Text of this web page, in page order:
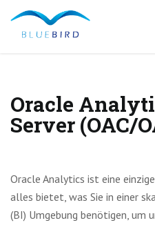
Oracle
Server (OAC/
Oracle Analytics ist eine
alles bietet, was Sie in einer
(BI) Umgebung benötigen, um